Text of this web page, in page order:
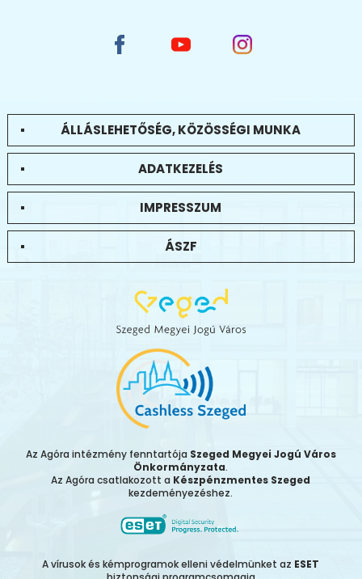
ÁLLÁSLEHETŐSÉG, KÖZÖSSÉGI MUNKA
ADATKEZELÉS
IMPRESSZUM
ÁSZF
Az Agóra intézmény fenntartója Szeged Megyei Jogú Város
Önkormányzata.
Az Agóra csatlakozott a Készpénzmentes Szeged
kezdeményezéshez.
A vírusok és kémprogramok elleni védelmünket az ESET